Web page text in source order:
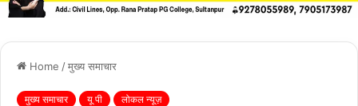
Home /मुख्य समाचार
मुख्य समाचार यू पी लोकल न्यूज़